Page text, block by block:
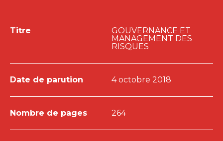
Titre
GOUVERNANCE ET
MANAGEMENT DES
RISQUES
Date de parution 4 octobre 2018
Nombre de pages 264